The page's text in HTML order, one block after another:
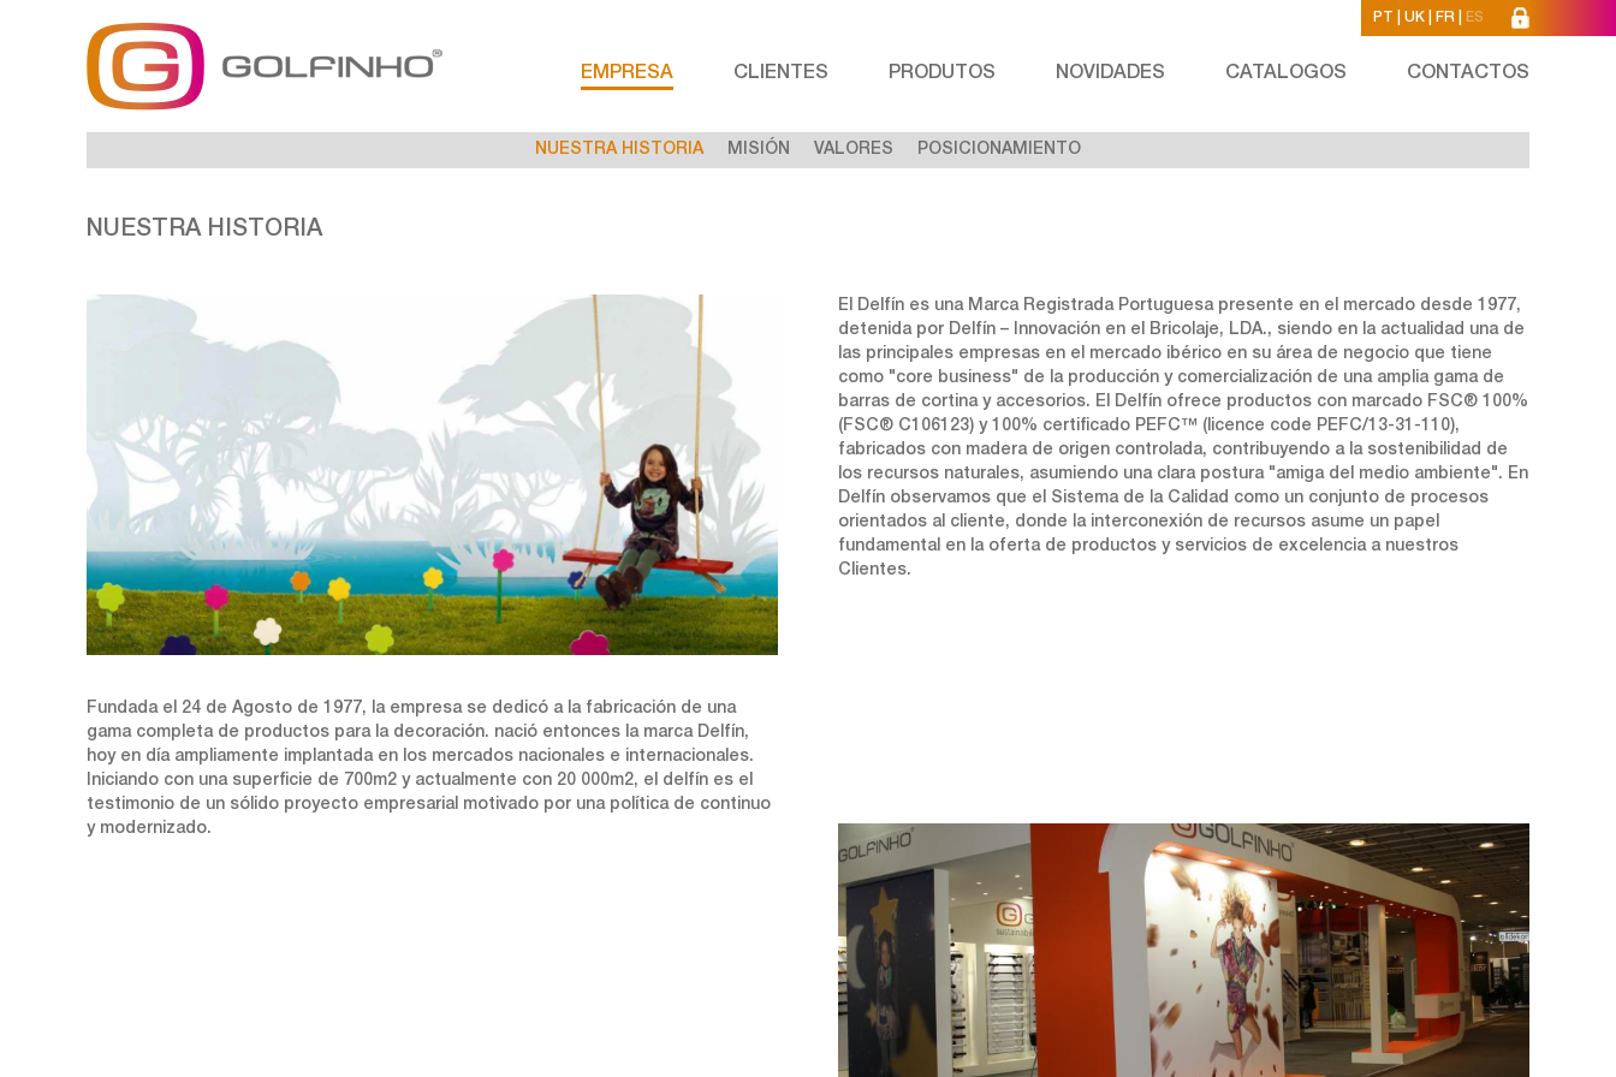
PT UK FR ES
EMPRESA CLIENTES PRODUTOS NOVIDADES CATALOGOS CONTACTOS
NUESTRA HISTORIA MISIÓN VALORES POSICIONAMIENTO
NUESTRA HISTORIA
Fundada el 24 de Agosto de 1977, la empresa se dedicó a la fabricación de una
gama completa de productos para la decoración. nació entonces la marca Delfín,
hoy en día ampliamente implantada en los mercados nacionales e internacionales.
Iniciando con una superficie de 700m2 y actualmente con 20 000m2, el delfín es el
testimonio de un sólido proyecto empresarial motivado por una política de continuo
y modernizado.
El Delfín es una Marca Registrada Portuguesa presente en el mercado desde 1977,
detenida por Delfín – Innovación en el Bricolaje, LDA., siendo en la actualidad una de
las principales empresas en el mercado ibérico en su área de negocio que tiene
como "core business" de la producción y comercialización de una amplia gama de
barras de cortina y accesorios. El Delfín ofrece productos con marcado FSC® 100%
(FSC® C106123) y 100% certificado PEFC™ (licence code PEFC/13-31-110),
fabricados con madera de origen controlada, contribuyendo a la sostenibilidad de
los recursos naturales, asumiendo una clara postura "amiga del medio ambiente". En
Delfín observamos que el Sistema de la Calidad como un conjunto de procesos
orientados al cliente, donde la interconexión de recursos asume un papel
fundamental en la oferta de productos y servicios de excelencia a nuestros
Clientes.